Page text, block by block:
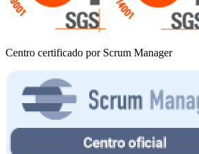
Centro certificado por Scrum Manager